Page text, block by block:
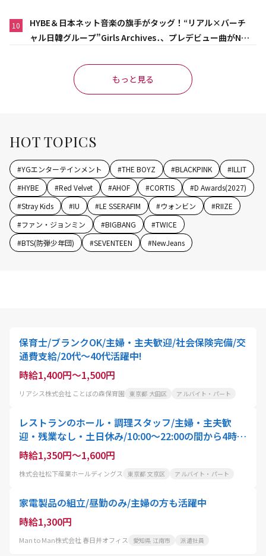
10
HYBE＆日本ネット音楽の旗手がタッグ！“リアル×バーチ
ャル日韓グループ”Girls Archives․、プレデビュー曲がNet
もっと見る
HOT TOPICS
#YGエンターテインメント #THE BOYZ #BLACKPINK #ILLIT
#HYBE #Red Velvet #AHOF #CORTIS #D Awards(2027)
#Stray Kids #IU #LE SSERAFIM #ウォンビン #RIIZE
#ファン・ジョンミン #BIGBANG #TWICE
#BTS(防弾少年団) #SEVENTEEN #NewJeans
保育士/ブランクOK/主婦・主夫歓迎/社会保険完備/交
通費支給/20代～40代活躍中!
時給1,400円～1,500円
リアシス株式会社 ことばの森保育園 東京都 大田区 アルバイト・パート
レストランのホール・調理スタッフ/主婦・主夫歓
迎・残業なし・土日休み/10:00〜22:00の間から4時
間〜就業可能/スタッフ・アクティオ
時給1,350円～1,600円
株式会社松下産業ホールディングス 東京都 文京区 アルバイト・パート
家電製品の組立/昼勤のみ/主婦の方も活躍中
時給1,300円
Man to Man株式会社 春日井オフィス 愛知県 江南市 派遣社員